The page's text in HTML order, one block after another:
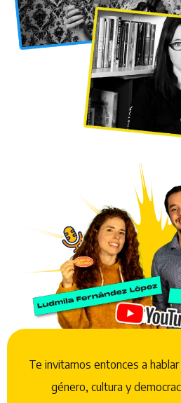
Te invitamos entonces a
género, cultura y